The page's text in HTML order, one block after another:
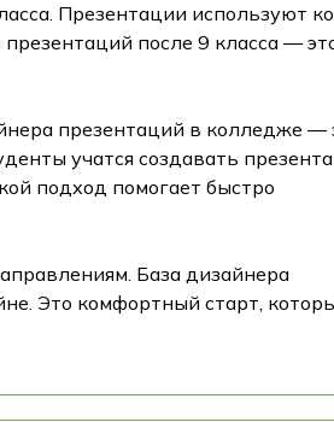
Презентации используют
после 9 класса —
презентаций в колледже —
учатся создавать
подход помогает быстро
База дизайнера
Это комфортный старт,